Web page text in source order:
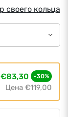
своего кольца
€83,30 -30%
Цена €119,00